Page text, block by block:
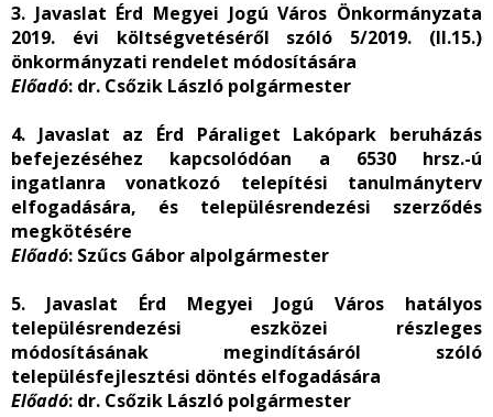
3. Javaslat Érd Megyei Jogú Város Önkormányzata
2019. évi költségvetéséről szóló 5/2019. (II.15.)
önkormányzati rendelet módosítására
Előadó: dr. Csőzik László polgármester
4. Javaslat az Érd Páraliget Lakópark beruházás
befejezéséhez kapcsolódóan a 6530 hrsz.-ú
ingatlanra vonatkozó telepítési tanulmányterv
elfogadására, és településrendezési szerződés
megkötésére
Előadó: Szűcs Gábor alpolgármester
5. Javaslat Érd Megyei Jogú Város hatályos
településrendezési eszközei részleges
módosításának megindításáról szóló
településfejlesztési döntés elfogadására
Előadó: dr. Csőzik László polgármester